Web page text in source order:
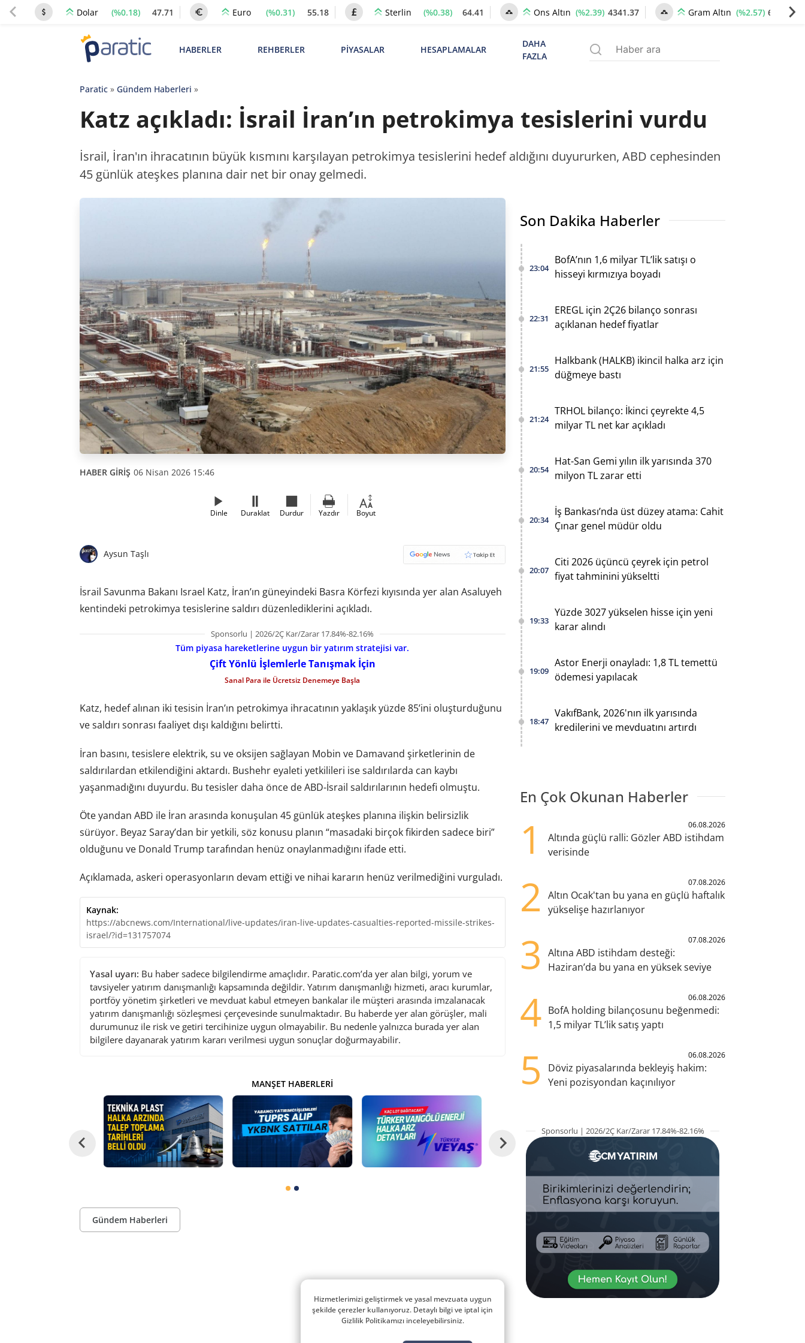
Dolar (%0.18) 47.71 Euro (%0.31) 55.18 Sterlin (%0.38) 64.41 Ons Altın (%2.39) 4341.37 Gram Altın (%2.57) 6659.77
HABERLER REHBERLER PİYASALAR HESAPLAMALAR
DAHA
FAZLA
Paratic» Gündem Haberleri »
Katz açıkladı: İsrail İran’ın petrokimya tesislerini vurdu
İsrail, İran'ın ihracatının büyük kısmını karşılayan petrokimya tesislerini hedef aldığını duyururken, ABD cephesinden
45 günlük ateşkes planına dair net bir onay gelmedi.
HABER GİRİŞ 06 Nisan 2026 15:46
Dinle Duraklat Durdur Yazdır Boyut
Aysun Taşlı
İsrail Savunma Bakanı Israel Katz, İran’ın güneyindeki Basra Körfezi kıyısında yer alan Asaluyeh
kentindeki petrokimya tesislerine saldırı düzenlediklerini açıkladı.
Sponsorlu | 2026/2Ç Kar/Zarar 17.84%-82.16%
Tüm piyasa hareketlerine uygun bir yatırım stratejisi var.
Çift Yönlü İşlemlerle Tanışmak İçin
Sanal Para ile Ücretsiz Denemeye Başla
Katz, hedef alınan iki tesisin İran’ın petrokimya ihracatının yaklaşık yüzde 85’ini oluşturduğunu
ve saldırı sonrası faaliyet dışı kaldığını belirtti.
İran basını, tesislere elektrik, su ve oksijen sağlayan Mobin ve Damavand şirketlerinin de
saldırılardan etkilendiğini aktardı. Bushehr eyaleti yetkilileri ise saldırılarda can kaybı
yaşanmadığını duyurdu. Bu tesisler daha önce de ABD-İsrail saldırılarının hedefi olmuştu.
Öte yandan ABD ile İran arasında konuşulan 45 günlük ateşkes planına ilişkin belirsizlik
sürüyor. Beyaz Saray’dan bir yetkili, söz konusu planın “masadaki birçok fikirden sadece biri”
olduğunu ve Donald Trump tarafından henüz onaylanmadığını ifade etti.
Açıklamada, askeri operasyonların devam ettiği ve nihai kararın henüz verilmediğini vurguladı.
Kaynak:
https://abcnews.com/International/live-updates/iran-live-updates-casualties-reported-missile-strikes-
israel/?id=131757074
Yasal uyarı: Bu haber sadece bilgilendirme amaçlıdır. Paratic.com’da yer alan bilgi, yorum ve
tavsiyeler yatırım danışmanlığı kapsamında değildir. Yatırım danışmanlığı hizmeti, aracı kurumlar,
portföy yönetim şirketleri ve mevduat kabul etmeyen bankalar ile müşteri arasında imzalanacak
yatırım danışmanlığı sözleşmesi çerçevesinde sunulmaktadır. Bu haberde yer alan görüşler, mali
durumunuz ile risk ve getiri tercihinize uygun olmayabilir. Bu nedenle yalnızca burada yer alan
bilgilere dayanarak yatırım kararı verilmesi uygun sonuçlar doğurmayabilir.
MANŞET HABERLERI
Gündem Haberleri
Son Dakika Haberler
23:04
BofA’nın 1,6 milyar TL’lik satışı o
hisseyi kırmızıya boyadı
22:31
EREGL için 2Ç26 bilanço sonrası
açıklanan hedef fiyatlar
21:55
Halkbank (HALKB) ikincil halka arz için
düğmeye bastı
21:24
TRHOL bilanço: İkinci çeyrekte 4,5
milyar TL net kar açıkladı
20:54
Hat-San Gemi yılın ilk yarısında 370
milyon TL zarar etti
20:34
İş Bankası’nda üst düzey atama: Cahit
Çınar genel müdür oldu
20:07
Citi 2026 üçüncü çeyrek için petrol
fiyat tahminini yükseltti
19:33
Yüzde 3027 yükselen hisse için yeni
karar alındı
19:09
Astor Enerji onayladı: 1,8 TL temettü
ödemesi yapılacak
18:47
VakıfBank, 2026'nın ilk yarısında
kredilerini ve mevduatını artırdı
En Çok Okunan Haberler
1 06.08.2026
Altında güçlü ralli: Gözler ABD istihdam
verisinde
2 07.08.2026
Altın Ocak'tan bu yana en güçlü haftalık
yükselişe hazırlanıyor
3 07.08.2026
Altına ABD istihdam desteği:
Haziran’da bu yana en yüksek seviye
4 06.08.2026
BofA holding bilançosunu beğenmedi:
1,5 milyar TL’lik satış yaptı
5 06.08.2026
Döviz piyasalarında bekleyiş hakim:
Yeni pozisyondan kaçınılıyor
Sponsorlu | 2026/2Ç Kar/Zarar 17.84%-82.16%
Hizmetlerimizi geliştirmek ve yasal mevzuata uygun
şekilde çerezler kullanıyoruz. Detaylı bilgi ve iptal için
Gizlilik Politikamızı inceleyebilirsiniz.